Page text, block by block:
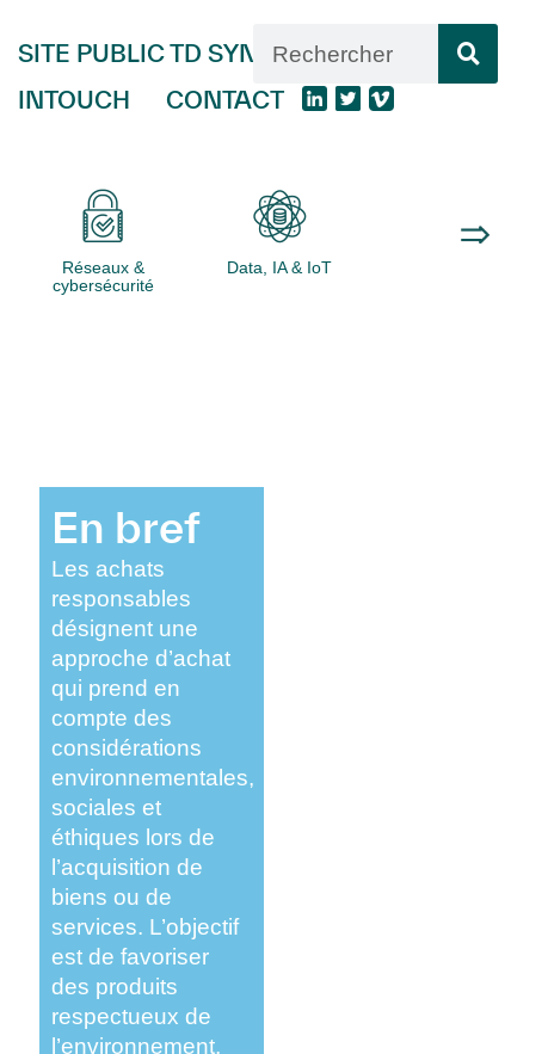
SITE PUBLIC TD SYNNEX
INTOUCH
CONTACT
Réseaux &
cybersécurité
Data, IA & IoT
En bref
Les achats
responsables
désignent une
approche d’achat
qui prend en
compte des
considérations
environnementales,
sociales et
éthiques lors de
l’acquisition de
biens ou de
services. L’objectif
est de favoriser
des produits
respectueux de
l’environnement,